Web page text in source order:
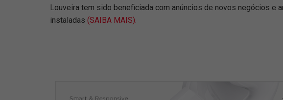
Louveira tem sido beneficiada com anúncios de novos negócios e
instaladas (SAIBA MAIS).